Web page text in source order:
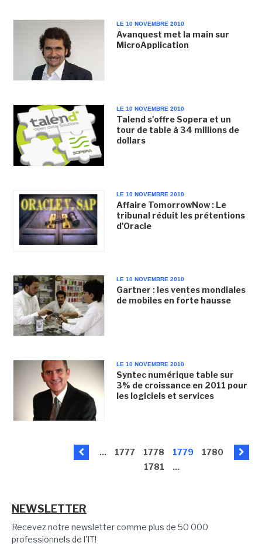
LE 10 NOVEMBRE 2010
Avanquest met la main sur
MicroApplication
LE 10 NOVEMBRE 2010
Talend s'offre Sopera et un
tour de table à 34 millions de
dollars
LE 10 NOVEMBRE 2010
Affaire TomorrowNow : Le
tribunal réduit les prétentions
d'Oracle
LE 10 NOVEMBRE 2010
Gartner : les ventes mondiales
de mobiles en forte hausse
LE 10 NOVEMBRE 2010
Syntec numérique table sur
3% de croissance en 2011 pour
les logiciels et services
... 1777 1778 1779
1780
1781
...
NEWSLETTER
Recevez notre newsletter comme plus de 50 000
professionnels de l'IT!